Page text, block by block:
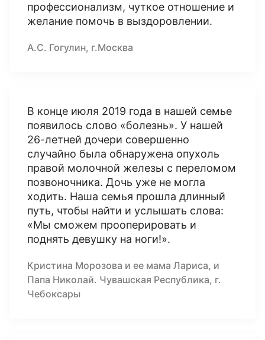
профессионализм, чуткое отношение и
желание помочь в выздоровлении.
А.С. Гогулин, г.Москва
В конце июля 2019 года в нашей семье
появилось слово «болезнь». У нашей
26-летней дочери совершенно
случайно была обнаружена опухоль
правой молочной железы с переломом
позвоночника. Дочь уже не могла
ходить. Наша семья прошла длинный
путь, чтобы найти и услышать слова:
«Мы сможем прооперировать и
поднять девушку на ноги!».
Кристина Морозова и ее мама Лариса, и
Папа Николай. Чувашская Республика, г.
Чебоксары